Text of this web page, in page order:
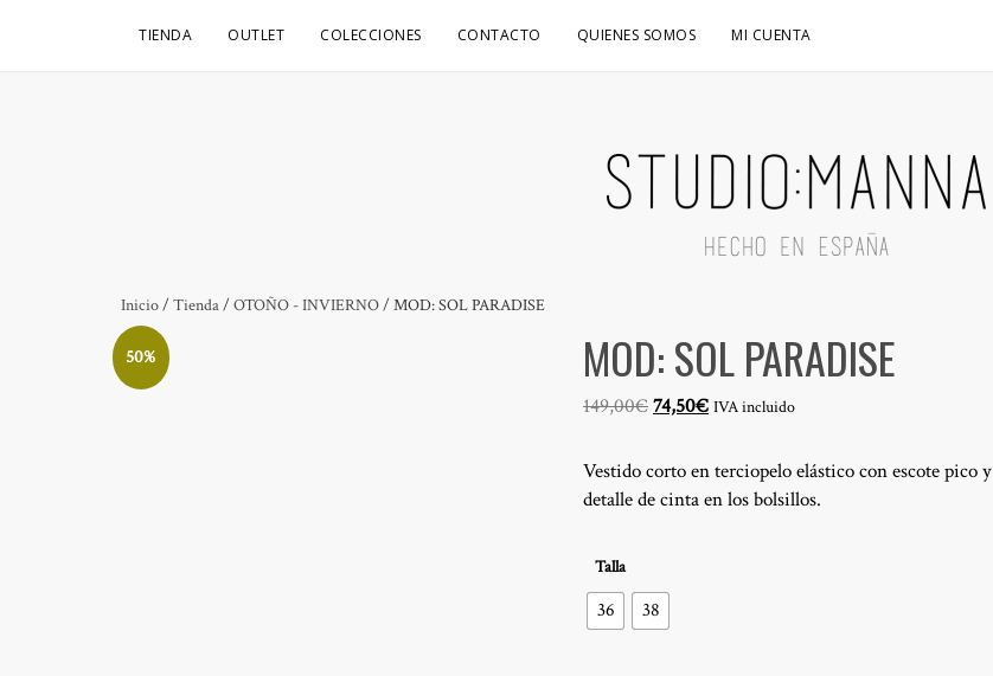
TIENDA OUTLET COLECCIONES CONTACTO QUIENES SOMOS MI CUENTA
Inicio/ Tienda/ OTOÑO - INVIERNO/ MOD: SOL PARADISE
50% MOD: SOL PARADISE
149,00€El
original
era:
74,50€El
actual
es:
IVA incluido
Vestido corto en terciopelo elástico con escote pico y
detalle de cinta en los bolsillos.
Talla
36 38